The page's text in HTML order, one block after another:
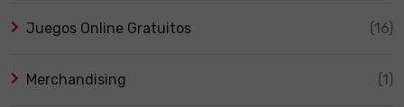
Juegos Online Gratuitos (16)
Merchandising (1)